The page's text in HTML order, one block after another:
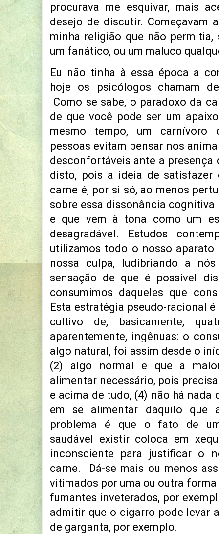
procurava me esquivar, mais
desejo de discutir. Começavam
minha religião que não permitia,
um fanático, ou um maluco
Eu não tinha à essa época a
hoje os psicólogos chamam
Como se sabe, o paradoxo da
de que você pode ser um
mesmo tempo, um carnívoro
pessoas evitam pensar nos
desconfortáveis ante a presença
disto, pois a ideia de satisfazer
carne é, por si só, ao menos
sobre essa dissonância
e que vem à tona como um
desagradável. Estudos
utilizamos todo o nosso aparato
nossa culpa, ludibriando a
sensação de que é possível
consumimos daqueles que
Esta estratégia pseudo-racional
cultivo de, basicamente,
aparentemente, ingênuas: o
algo natural, foi assim desde o
(2) algo normal e que a
alimentar necessário, pois
e acima de tudo, (4) não há nada
em se alimentar daquilo que
problema é que o fato de
saudável existir coloca em
inconsciente para justificar o
carne. Dá-se mais ou menos
vitimados por uma ou outra
fumantes inveterados, por
admitir que o cigarro pode levar
de garganta, por exemplo.